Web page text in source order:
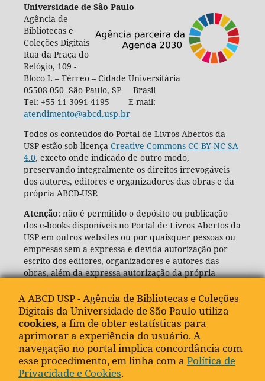
Universidade de São Paulo
Agência de
Bibliotecas e
Coleções Digitais
Rua da Praça do
Relógio, 109 -
Bloco L – Térreo – Cidade Universitária
05508-050 São Paulo, SP Brasil
Tel: +55 11 3091-4195 E-mail:
atendimento@abcd.usp.br
Todos os conteúdos do Portal de Livros Abertos da
USP estão sob licença Creative Commons CC-BY-NC-SA
4.0, exceto onde indicado de outro modo,
preservando integralmente os direitos irrevogáveis
dos autores, editores e organizadores das obras e da
própria ABCD-USP.
Atenção: não é permitido o depósito ou publicação
dos e-books disponíveis no Portal de Livros Abertos da
USP em outros websites ou por quaisquer pessoas ou
empresas sem a expressa e devida autorização por
escrito dos editores, organizadores e autores das
obras, além da expressa autorização da própria
(ABCD-USP).
A ABCD USP - Agência de Bibliotecas e Coleções
Digitais da Universidade de São Paulo utiliza
cookies, a fim de obter estatísticas para
aprimorar a experiência do usuário. A
navegação no portal implica concordância com
esse procedimento, em linha com a Política de
Privacidade e Cookies.